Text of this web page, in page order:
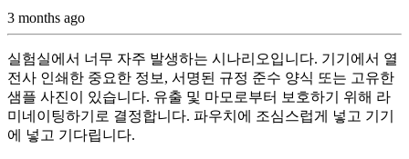
3 months ago
실험실에서 너무 자주 발생하는 시나리오입니다. 기기에서 열
전사 인쇄한 중요한 정보, 서명된 규정 준수 양식 또는 고유한
샘플 사진이 있습니다. 유출 및 마모로부터 보호하기 위해 라
미네이팅하기로 결정합니다. 파우치에 조심스럽게 넣고 기기
에 넣고 기다립니다.